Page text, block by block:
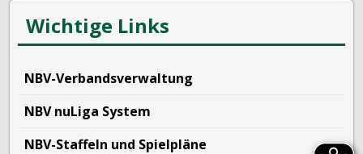
Wichtige Links
NBV-Verbandsverwaltung
NBV nuLiga System
NBV-Staffeln und Spielpläne